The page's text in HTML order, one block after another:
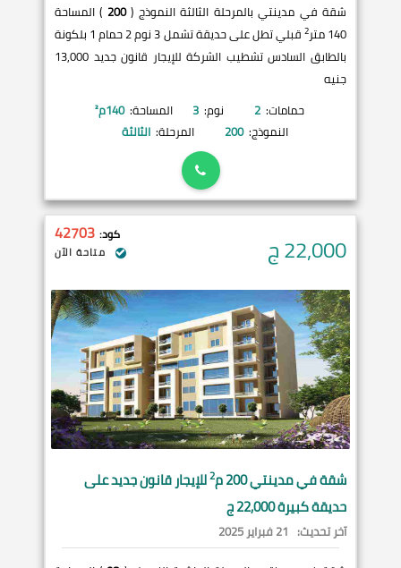
شقة في مدينتي بالمرحلة الثالثة النموذج (200 ) المساحة
140 متر
2
قبلي تطل على حديقة تشمل 3 نوم 2 حمام 1 بلكونة
بالطابق السادس تشطيب الشركة للإيجار قانون جديد 13,000
جنيه
حمامات: 2 نوم: 3 المساحة: 140م²
النموذج: 200 المرحلة: الثالثة
22,000ج كود: 42703
متاحة الآن
شقة فيمدينتي200 م 2للإيجار قانون جديد على
حديقة كبيرة 22,000 ج
آخر تحديث: 21 فبراير 2025